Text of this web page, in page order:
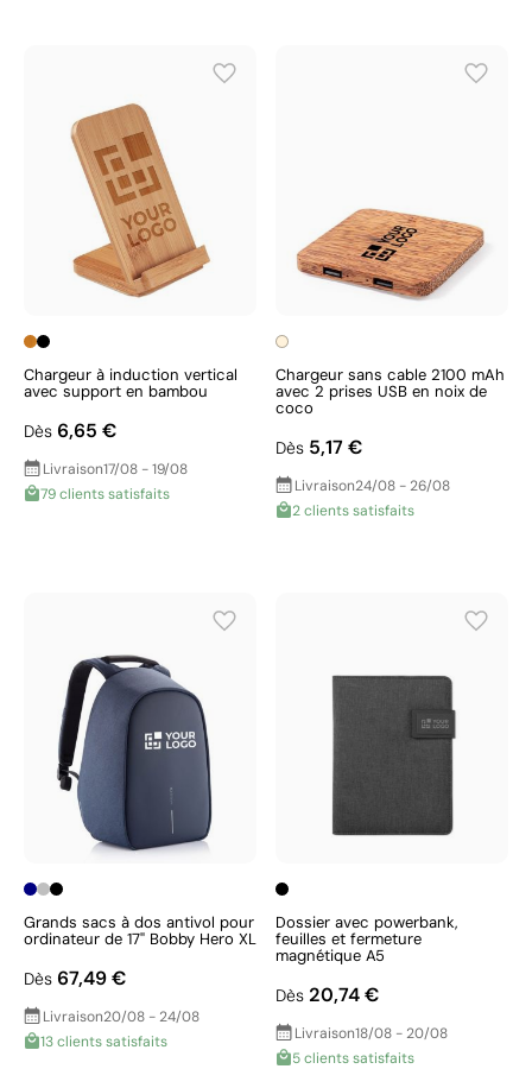
Chargeur à induction vertical
avec support en bambou
Dès 6,65 €
Livraison17/08 - 19/08
79 clients satisfaits
Chargeur sans cable 2100 mAh
avec 2 prises USB en noix de
coco
Dès 5,17 €
Livraison24/08 - 26/08
2 clients satisfaits
Grands sacs à dos antivol pour
ordinateur de 17" Bobby Hero XL
Dès 67,49 €
Livraison20/08 - 24/08
13 clients satisfaits
Dossier avec powerbank,
feuilles et fermeture
magnétique A5
Dès 20,74 €
Livraison18/08 - 20/08
5 clients satisfaits